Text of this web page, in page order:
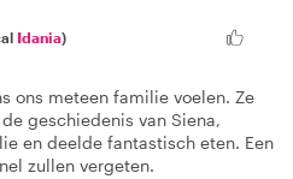
Idania)
ons meteen familie voelen. Ze
geschiedenis van Siena,
en deelde fantastisch eten. Een
zullen vergeten.